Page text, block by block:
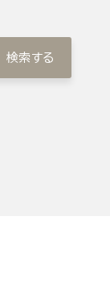
検索する